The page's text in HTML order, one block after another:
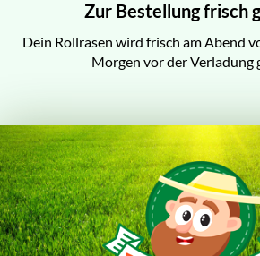
Zur Bestellung frisch
Dein Rollrasen wird frisch am Abend
Morgen vor der Verladung